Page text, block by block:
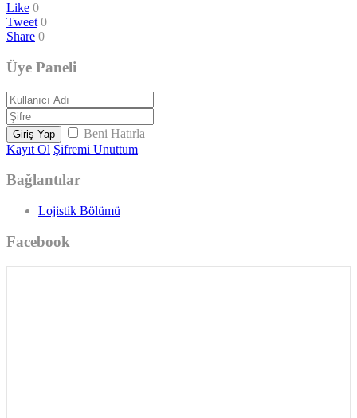
Like 0
Tweet 0
Share 0
Üye Paneli
Giriş Yap
Beni Hatırla
Kayıt Ol Şifremi Unuttum
Bağlantılar
Lojistik Bölümü
Facebook